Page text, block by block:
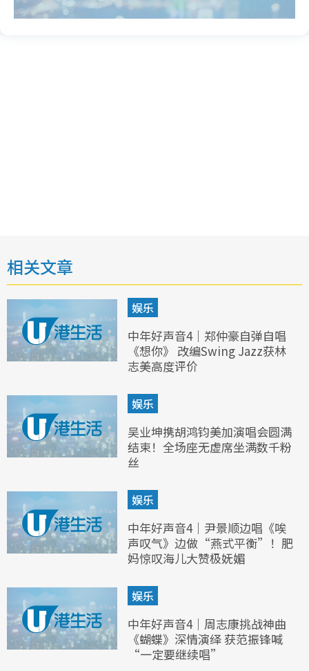
相关文章
娱乐
中年好声音4｜郑仲豪自弹自唱
《想你》 改编Swing Jazz获林
志美高度评价
娱乐
吴业坤携胡鸿钧美加演唱会圆满
结束！全场座无虚席坐满数千粉
丝
娱乐
中年好声音4｜尹景顺边唱《唉
声叹气》边做“燕式平衡”！肥
妈惊叹海儿大赞极妩媚
娱乐
中年好声音4｜周志康挑战神曲
《蝴蝶》深情演绎 获范振锋喊
“一定要继续唱”